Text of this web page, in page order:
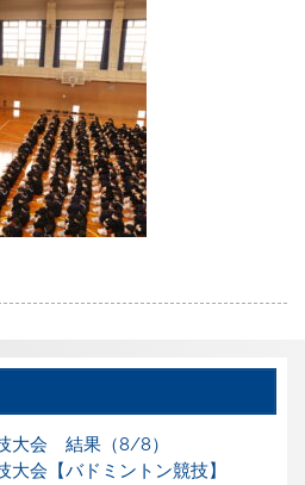
大会 結果（8/8）
会【バドミントン競技】